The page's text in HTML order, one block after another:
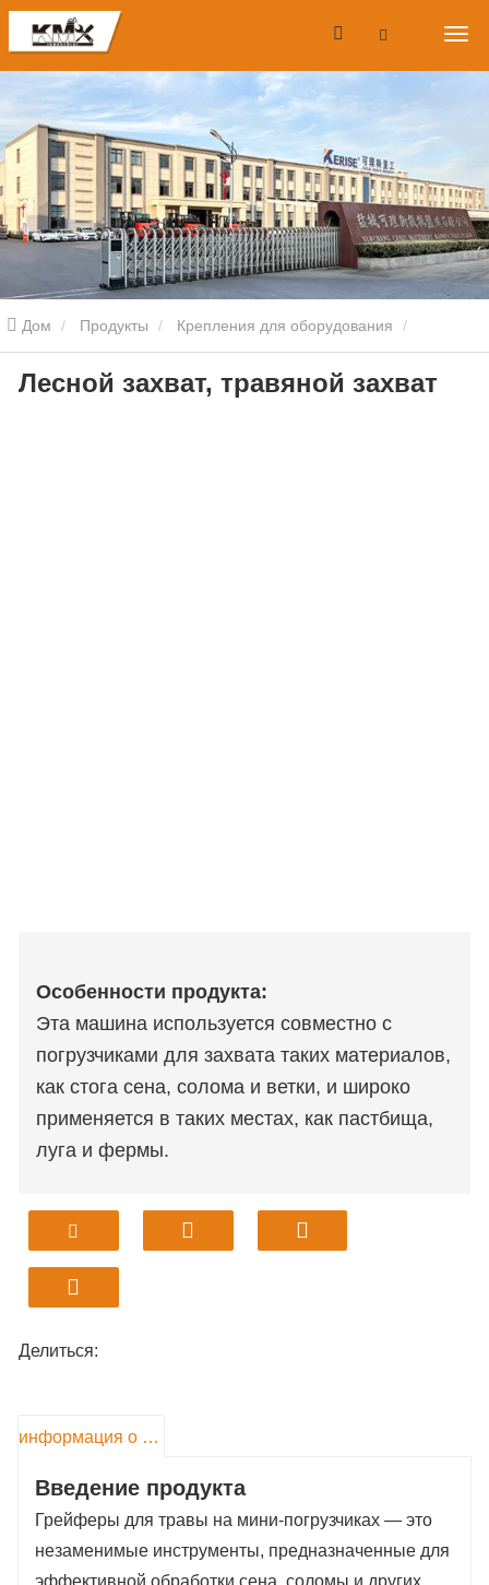
Дом Продукты Крепления для оборудования
Навесное оборудование для мини-погрузчиков Лесной захват,
Лесной захват, травяной захват
Особенности продукта:
Эта машина используется совместно с
погрузчиками для захвата таких материалов,
как стога сена, солома и ветки, и широко
применяется в таких местах, как пастбища,
луга и фермы.
Делиться:
информация о продукте
Введение продукта
Грейферы для травы на мини-погрузчиках — это
незаменимые инструменты, предназначенные для
эффективной обработки сена, соломы и других